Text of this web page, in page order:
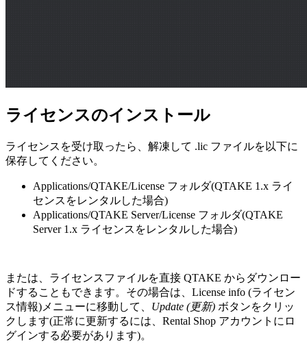
ライセンスのインストール
ライセンスを受け取ったら、解凍して .lic ファイルを以下に
保存してください。
Applications/QTAKE/License フォルダ(QTAKE 1.x ライ
センスをレンタルした場合)
Applications/QTAKE Server/License フォルダ(QTAKE
Server 1.x ライセンスをレンタルした場合)
または、ライセンスファイルを直接 QTAKE からダウンロー
ドすることもできます。その場合は、License info (ライセン
ス情報)メニューに移動して、 Update (更新) ボタンをクリッ
クします(正常に更新するには、Rental Shop アカウントにロ
グインする必要があります)。